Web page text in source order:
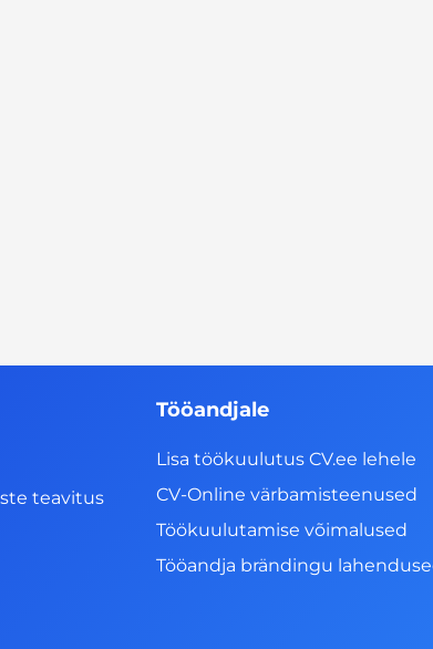
teavitus
Tööandjale
Lisa töökuulutus CV.ee lehele
CV-Online värbamisteenused
Töökuulutamise võimalused
Tööandja brändingu